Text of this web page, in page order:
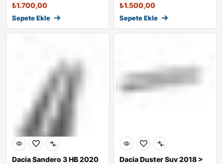
₺1.700,00
Sepete Ekle
₺1.500,00
Sepete Ekle
Dacia Sandero 3 HB 2020
Dacia Duster Suv 2018 >